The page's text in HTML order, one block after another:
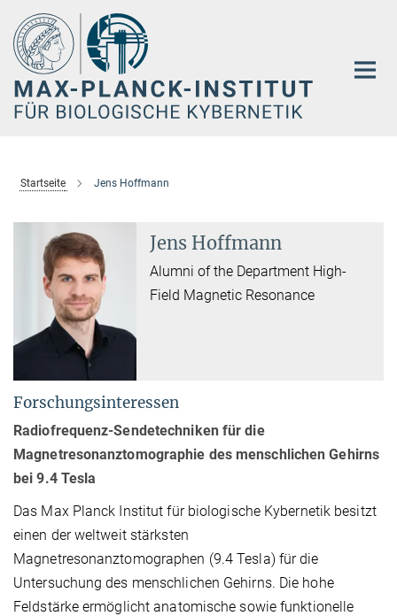
Hauptinhalt
Startseite Jens Hoffmann
Jens Hoffmann
Alumni of the Department High-
Field Magnetic Resonance
Forschungsinteressen
Radiofrequenz-Sendetechniken für die
Magnetresonanztomographie des menschlichen Gehirns
bei 9.4 Tesla
Das Max Planck Institut für biologische Kybernetik besitzt
einen der weltweit stärksten
Magnetresonanztomographen (9.4 Tesla) für die
Untersuchung des menschlichen Gehirns. Die hohe
Feldstärke ermöglicht anatomische sowie funktionelle